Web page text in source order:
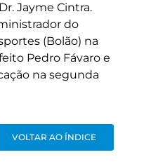
Jayme Cintra.
do
(Bolão) na
Pedro Fávaro e
na segunda
VOLTAR AO ÍNDICE